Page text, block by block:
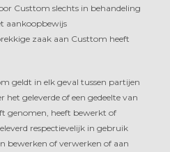
Custtom slechts in behandeling
aankoopbewijs
zaak aan Custtom heeft
geldt in elk geval tussen partijen
het geleverde of een gedeelte van
genomen, heeft bewerkt of
respectievelijk in gebruik
bewerken of verwerken of aan